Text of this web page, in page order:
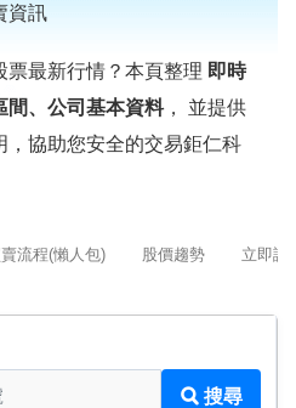
資訊
票最新行情？本頁整理 即時
間、公司基本資料， 並提供
，協助您安全的交易鉅仁科
流程(懶人包) 股價趨勢 立即詢
搜尋